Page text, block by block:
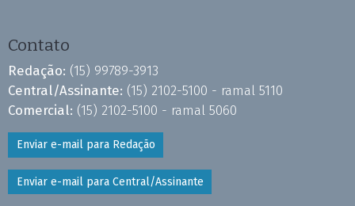
Contato
Redação: (15) 99789-3913
Central/Assinante: (15) 2102-5100 - ramal 5110
Comercial: (15) 2102-5100 - ramal 5060
Enviar e-mail para Redação
Enviar e-mail para Central/Assinante